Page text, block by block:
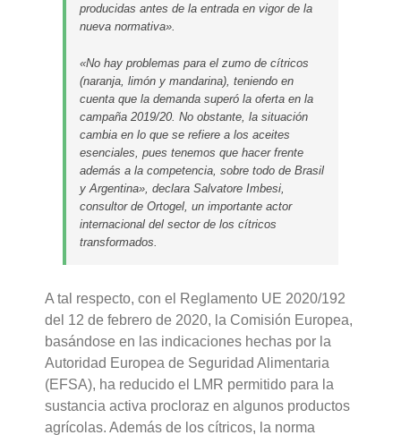
producidas antes de la entrada en vigor de la
nueva normativa».
«No hay problemas para el zumo de cítricos
(naranja, limón y mandarina), teniendo en
cuenta que la demanda superó la oferta en la
campaña 2019/20. No obstante, la situación
cambia en lo que se refiere a los aceites
esenciales, pues tenemos que hacer frente
además a la competencia, sobre todo de Brasil
y Argentina», declara Salvatore Imbesi,
consultor de Ortogel, un importante actor
internacional del sector de los cítricos
transformados.
A tal respecto, con el Reglamento UE 2020/192
del 12 de febrero de 2020, la Comisión Europea,
basándose en las indicaciones hechas por la
Autoridad Europea de Seguridad Alimentaria
(EFSA), ha reducido el LMR permitido para la
sustancia activa procloraz en algunos productos
agrícolas. Además de los cítricos, la norma